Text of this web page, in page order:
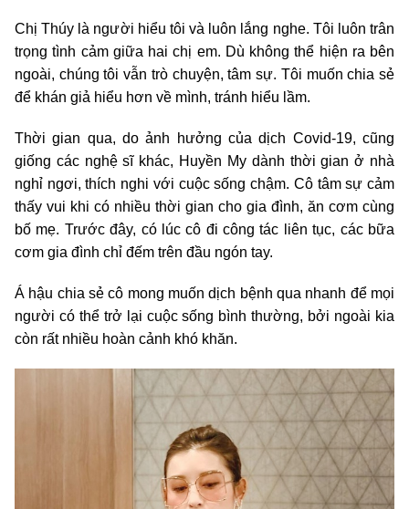
Chị Thúy là người hiểu tôi và luôn lắng nghe. Tôi luôn trân
trọng tình cảm giữa hai chị em. Dù không thể hiện ra bên
ngoài, chúng tôi vẫn trò chuyện, tâm sự. Tôi muốn chia sẻ
để khán giả hiểu hơn về mình, tránh hiểu lầm.
Thời gian qua, do ảnh hưởng của dịch Covid-19, cũng
giống các nghệ sĩ khác, Huyền My dành thời gian ở nhà
nghỉ ngơi, thích nghi với cuộc sống chậm. Cô tâm sự cảm
thấy vui khi có nhiều thời gian cho gia đình, ăn cơm cùng
bố mẹ. Trước đây, có lúc cô đi công tác liên tục, các bữa
cơm gia đình chỉ đếm trên đầu ngón tay.
Á hậu chia sẻ cô mong muốn dịch bệnh qua nhanh để mọi
người có thể trở lại cuộc sống bình thường, bởi ngoài kia
còn rất nhiều hoàn cảnh khó khăn.